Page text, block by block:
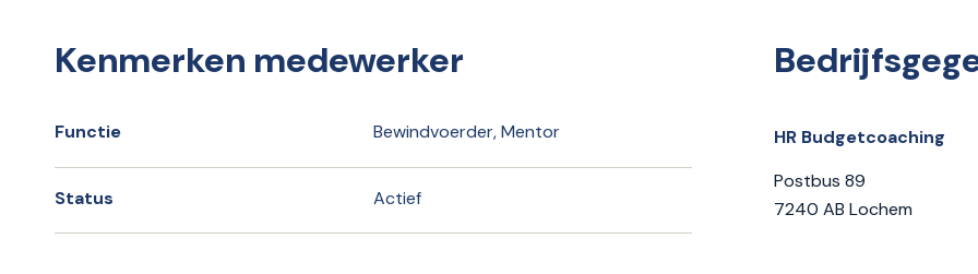
Kenmerken medewerker
Functie Bewindvoerder, Mentor
Status Actief
HR Budgetcoaching
Postbus 89
7240 AB Lochem